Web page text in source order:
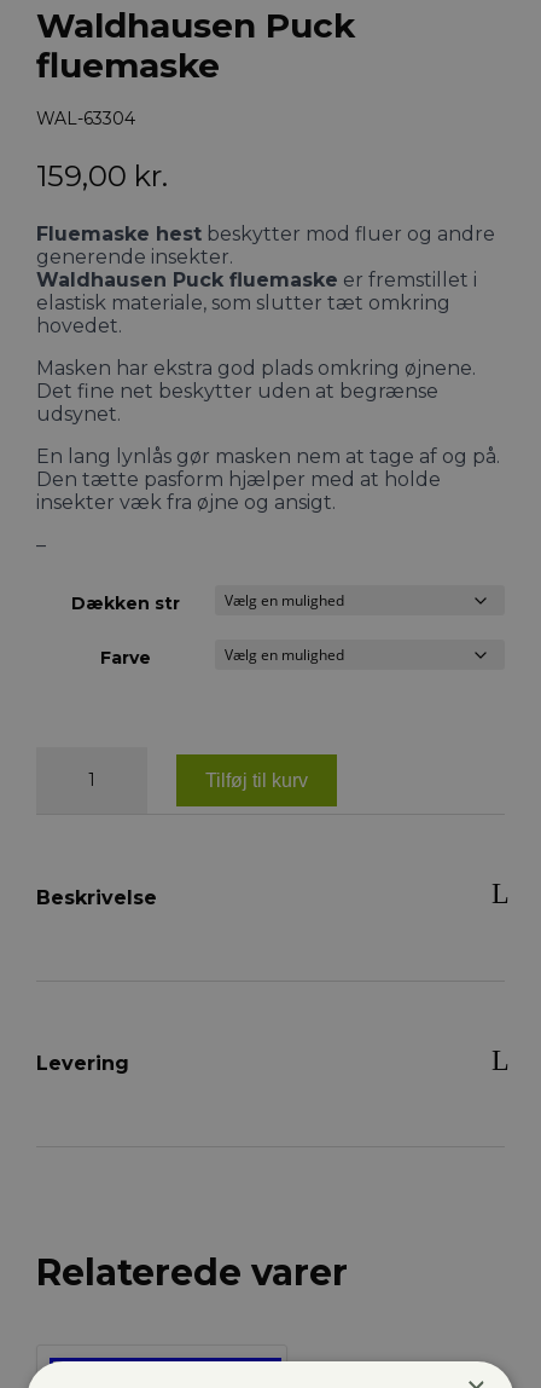
Waldhausen Puck
fluemaske
WAL-63304
159,00 kr.
Fluemaske hestbeskytter mod fluer og andre
generende insekter.
Waldhausen Puck fluemaske er fremstillet i
elastisk materiale, som slutter tæt omkring
hovedet.
Masken har ekstra god plads omkring øjnene.
Det fine net beskytter uden at begrænse
udsynet.
En lang lynlås gør masken nem at tage af og på.
Den tætte pasform hjælper med at holde
insekter væk fra øjne og ansigt.
–
Dækken str
Farve
Tilføj til kurv
Beskrivelse
Levering
Relaterede varer